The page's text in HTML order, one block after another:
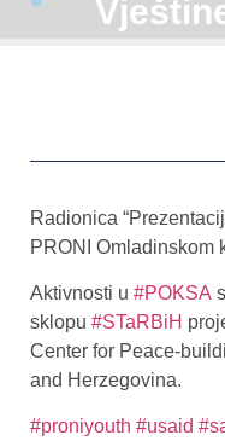
Radionica
PRONI Omladinskom
Aktivnosti u #POKSA
sklopu #STaRBiH
Center for Peace-
and Herzegovina.
#proniyouth #usaid